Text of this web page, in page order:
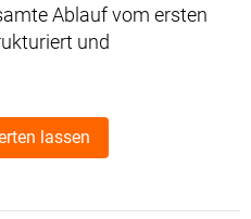
Ablauf vom ersten
und
lassen